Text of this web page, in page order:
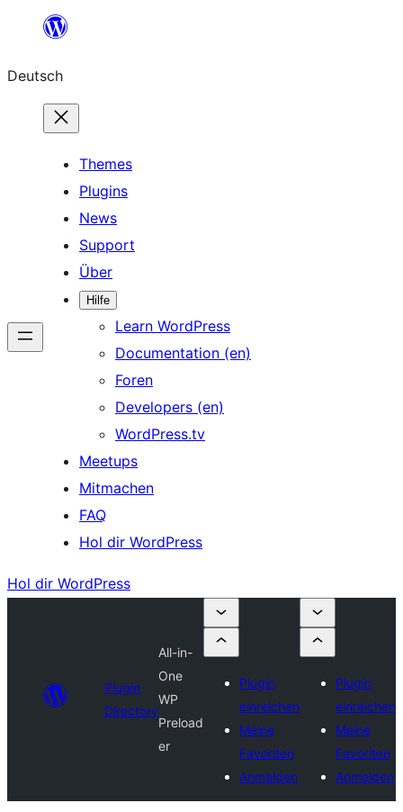
springen
Deutsch
Themes
Plugins
News
Support
Über
Hilfe
Learn WordPress
Documentation (en)
Foren
Developers (en)
WordPress.tv
Meetups
Mitmachen
FAQ
Hol dir WordPress
Hol dir WordPress
Plugin
Directory
All-in-
One
WP
Preload
er
Plugin
einreichen
Meine
Favoriten
Anmelden
Plugin
einreichen
Meine
Favoriten
Anmelden